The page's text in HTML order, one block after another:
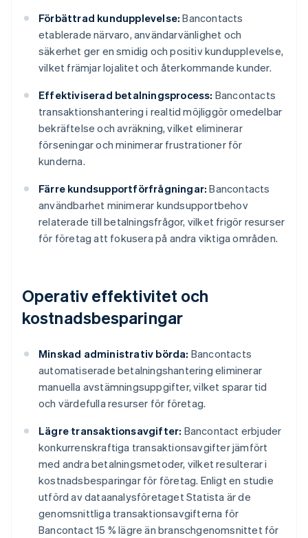
Förbättrad kundupplevelse: Bancontacts
etablerade närvaro, användarvänlighet och
säkerhet ger en smidig och positiv kundupplevelse,
vilket främjar lojalitet och återkommande kunder.
Effektiviserad betalningsprocess: Bancontacts
transaktionshantering i realtid möjliggör omedelbar
bekräftelse och avräkning, vilket eliminerar
förseningar och minimerar frustrationer för
kunderna.
Färre kundsupportförfrågningar: Bancontacts
användbarhet minimerar kundsupportbehov
relaterade till betalningsfrågor, vilket frigör resurser
för företag att fokusera på andra viktiga områden.
Operativ effektivitet och
kostnadsbesparingar
Minskad administrativ börda: Bancontacts
automatiserade betalningshantering eliminerar
manuella avstämningsuppgifter, vilket sparar tid
och värdefulla resurser för företag.
Lägre transaktionsavgifter: Bancontact erbjuder
konkurrenskraftiga transaktionsavgifter jämfört
med andra betalningsmetoder, vilket resulterar i
kostnadsbesparingar för företag. Enligt en studie
utförd av dataanalysföretaget Statista är de
genomsnittliga transaktionsavgifterna för
Bancontact 15 % lägre än branschgenomsnittet för